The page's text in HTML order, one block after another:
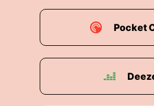
Pocket